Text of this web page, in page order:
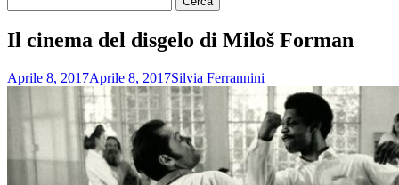
Il cinema del disgelo di Miloš Forman
Aprile 8, 2017Aprile 8, 2017Silvia Ferrannini